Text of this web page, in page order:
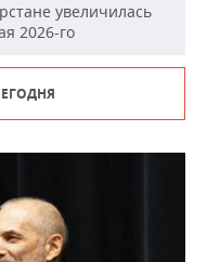
увеличилась
2026-го